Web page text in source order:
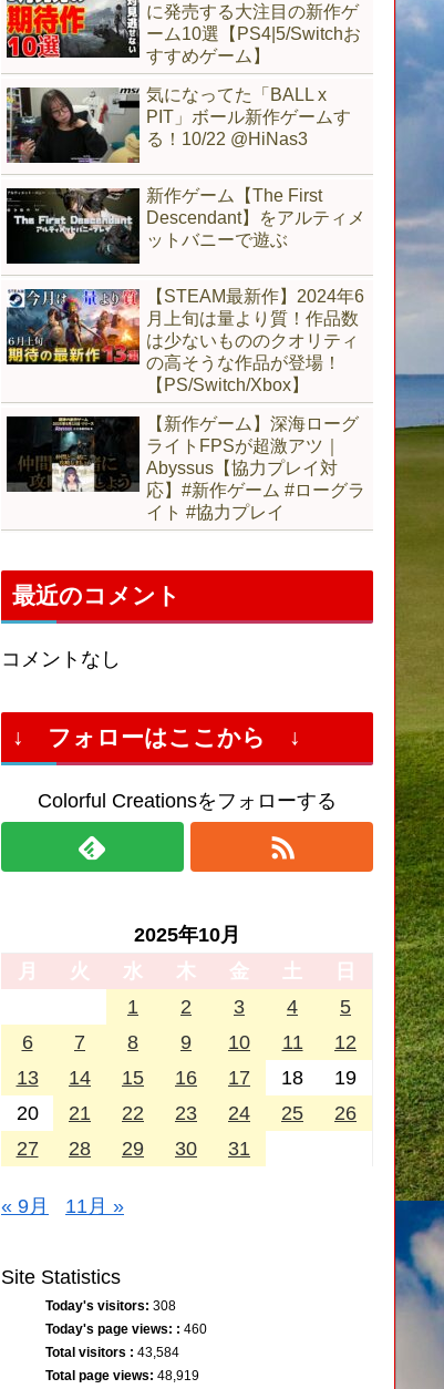
に発売する大注目の新作ゲ
ーム10選【PS4|5/Switchお
すすめゲーム】
気になってた「BALL x
PIT」ボール新作ゲームす
る！10/22 @HiNas3
新作ゲーム【The First
Descendant】をアルティメ
ットバニーで遊ぶ
【STEAM最新作】2024年6
月上旬は量より質！作品数
は少ないもののクオリティ
の高そうな作品が登場！
【PS/Switch/Xbox】
【新作ゲーム】深海ローグ
ライトFPSが超激アツ｜
Abyssus【協力プレイ対
応】#新作ゲーム #ローグラ
イト #協力プレイ
最近のコメント
コメントなし
↓ フォローはここから ↓
Colorful Creationsをフォローする
2025年10月
月
火 水 木 金 土
日
1
2 3 4
5
6
7 8 9 10 11
12
13
14 15 16 17 18
19
20
21 22 23 24 25
26
27
28 29 30 31
« 9月 11月 »
Site Statistics
Today's visitors: 308
Today's page views: : 460
Total visitors : 43,584
Total page views: 48,919